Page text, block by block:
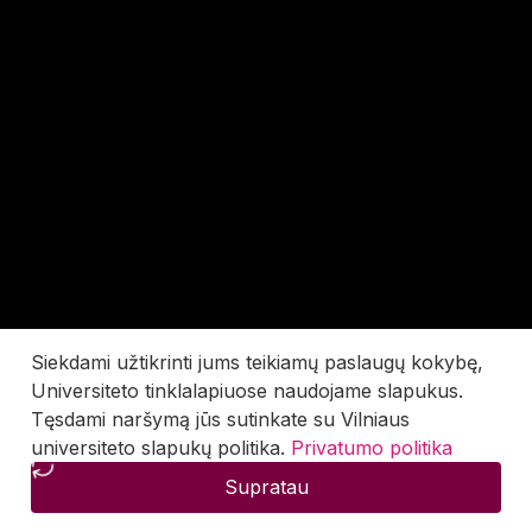
Siekdami užtikrinti jums teikiamų paslaugų kokybę,
Universiteto tinklalapiuose naudojame slapukus.
Tęsdami naršymą jūs sutinkate su Vilniaus
universiteto slapukų politika. Privatumo politika
Supratau